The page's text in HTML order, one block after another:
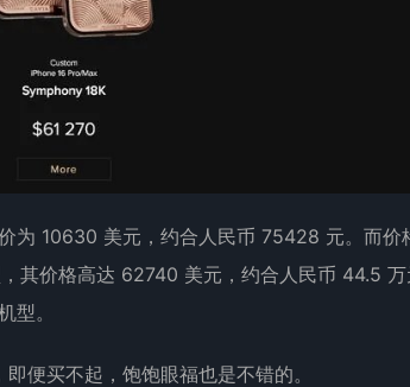
为 10630 美元，约合人民币 75428 元。而价
其价格高达 62740 美元，约合人民币 44.5 万
型。
便买不起，饱饱眼福也是不错的。